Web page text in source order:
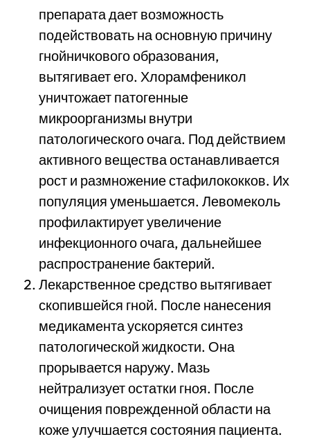
препарата дает возможность
подействовать на основную причину
гнойничкового образования,
вытягивает его. Хлорамфеникол
уничтожает патогенные
микроорганизмы внутри
патологического очага. Под действием
активного вещества останавливается
рост и размножение стафилококков. Их
популяция уменьшается. Левомеколь
профилактирует увеличение
инфекционного очага, дальнейшее
распространение бактерий.
Лекарственное средство вытягивает
скопившейся гной. После нанесения
медикамента ускоряется синтез
патологической жидкости. Она
прорывается наружу. Мазь
нейтрализует остатки гноя. После
очищения поврежденной области на
коже улучшается состояния пациента.